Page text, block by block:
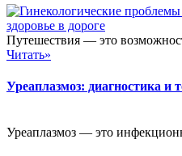
Путешествия — это
Читать»
Уреаплазмоз: диагностика и
Уреаплазмоз — это